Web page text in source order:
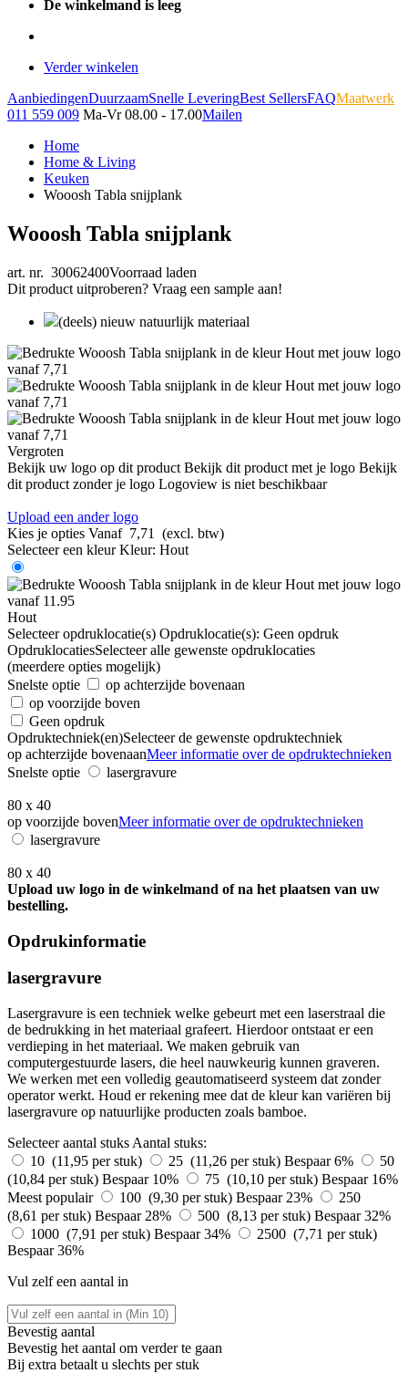
De winkelmand is leeg
Verder winkelen
AanbiedingenDuurzaamSnelle LeveringBest SellersFAQMaatwerk
011 559 009 Ma-Vr 08.00 - 17.00Mailen
Home
Home & Living
Keuken
Wooosh Tabla snijplank
Wooosh Tabla snijplank
art. nr. 30062400Voorraad laden
Dit product uitproberen? Vraag een sample aan!
(deels) nieuw natuurlijk materiaal
Vergroten
Bekijk uw logo op dit product Bekijk dit product met je logo Bekijk
dit product zonder je logo Logoview is niet beschikbaar
Upload een ander logo
Kies je opties Vanaf 7,71
(excl. btw)
Selecteer een kleur Kleur: Hout
Hout
Selecteer opdruklocatie(s) Opdruklocatie(s): Geen opdruk
OpdruklocatiesSelecteer alle gewenste opdruklocaties
(meerdere opties mogelijk)
Snelste optie
op achterzijde bovenaan
op voorzijde boven
Geen opdruk
Opdruktechniek(en)Selecteer de gewenste opdruktechniek
op achterzijde bovenaanMeer informatie over de opdruktechnieken
Snelste optie
lasergravure
80 x 40
op voorzijde bovenMeer informatie over de opdruktechnieken
lasergravure
80 x 40
Upload uw logo in de winkelmand of na het plaatsen van uw
bestelling.
Opdrukinformatie
lasergravure
Lasergravure is een techniek welke gebeurt met een laserstraal die
de bedrukking in het materiaal grafeert. Hierdoor ontstaat er een
verdieping in het materiaal. We maken gebruik van
computergestuurde lasers, die heel nauwkeurig kunnen graveren.
We werken met een volledig geautomatiseerd systeem dat zonder
operator werkt. Houd er rekening mee dat de kleur kan variëren bij
lasergravure op natuurlijke producten zoals bamboe.
Selecteer aantal stuks Aantal stuks:
10 (11,95 per stuk)
25 (11,26 per stuk) Bespaar 6%
50
(10,84 per stuk) Bespaar 10% 75 (10,10 per stuk) Bespaar 16%
Meest populair
100 (9,30 per stuk) Bespaar 23%
250
(8,61 per stuk) Bespaar 28% 500 (8,13 per stuk) Bespaar 32%
1000 (7,91 per stuk) Bespaar 34%
2500 (7,71 per stuk)
Bespaar 36%
Vul zelf een aantal in
Bevestig aantal
Bevestig het aantal om verder te gaan
Bij extra betaalt u slechts per stuk